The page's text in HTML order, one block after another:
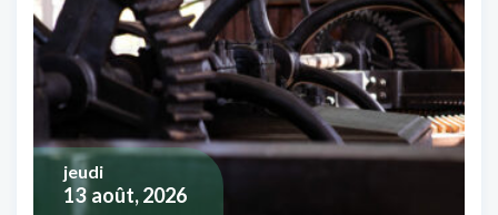
13 août, 2026
jeudi